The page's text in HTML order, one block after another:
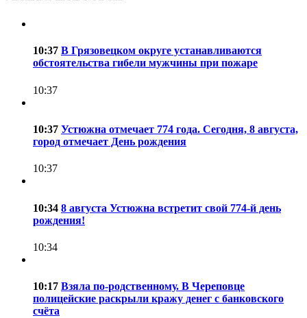
10:37 В Грязовецком округе устанавливаются
обстоятельства гибели мужчины при пожаре
10:37
10:37 Устюжна отмечает 774 года. Сегодня, 8 августа,
город отмечает День рождения
10:37
10:34 8 августа Устюжна встретит свой 774-й день
рождения!
10:34
10:17 Взяла по-родственному. В Череповце
полицейские раскрыли кражу денег с банковского
счёта